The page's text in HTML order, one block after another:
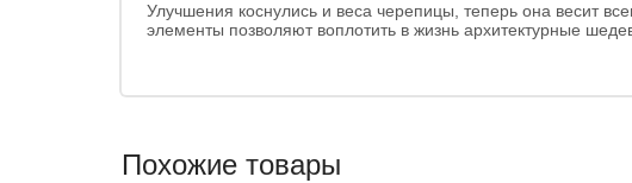
Улучшения коснулись и веса черепицы, теперь она весит
элементы позволяют воплотить в жизнь архитектурные
Похожие товары